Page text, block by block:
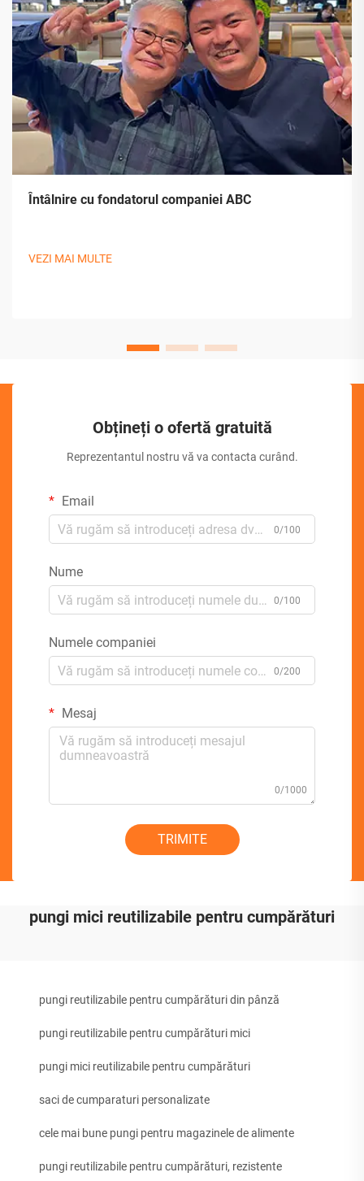
Întâlnire cu fondatorul companiei ABC
VEZI MAI MULTE
Obțineți o ofertă gratuită
Reprezentantul nostru vă va contacta curând.
Email
0/100
Nume
0/100
Numele companiei
0/200
Mesaj
0/1000
TRIMITE
pungi mici reutilizabile pentru cumpărături
pungi reutilizabile pentru cumpărături din pânză
pungi reutilizabile pentru cumpărături mici
pungi mici reutilizabile pentru cumpărături
saci de cumparaturi personalizate
cele mai bune pungi pentru magazinele de alimente
pungi reutilizabile pentru cumpărături, rezistente